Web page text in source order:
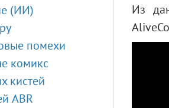
(ИИ)
помехи
комикс
кистей
ABR
Из